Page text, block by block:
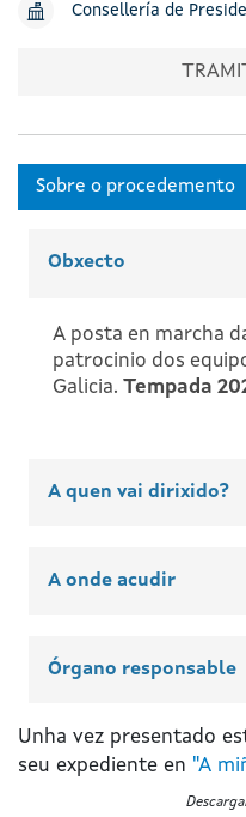
Consellería de
Obxecto
A posta en marcha
patrocinio dos
Galicia. Tempada
A quen vai dirixido?
A onde acudir
Órgano responsable
Unha vez presentado
seu expediente en "A